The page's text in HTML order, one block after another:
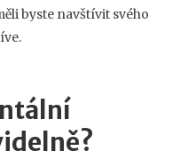
byste navštívit svého